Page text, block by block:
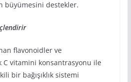
büyümesini destekler.
flavonoidler ve
C vitamini konsantrasyonu ile
bir bağışıklık sistemi